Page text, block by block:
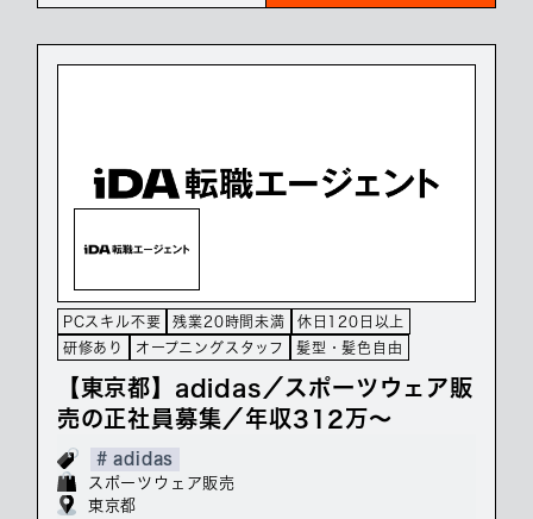
PCスキル不要 残業20時間未満
休日120日以上
研修あり
オープニングスタッフ 髪型・髪色自由
【東京都】adidas／スポーツウェア販
売の正社員募集／年収312万～
# adidas
スポーツウェア販売
東京都